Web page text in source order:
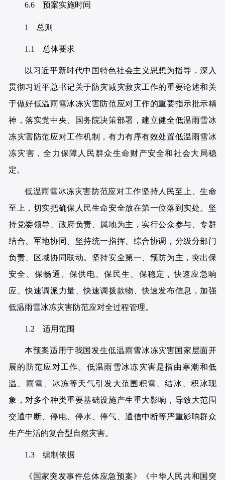
6.6 预案实施时间
1 总则
1.1 总体要求
以习近平新时代中国特色社会主义思想为指导，深入
贯彻习近平总书记关于防灾减灾救灾工作的重要论述和关
于做好低温雨雪冰冻灾害防范应对工作的重要指示批示精
神，落实党中央、国务院决策部署，建立健全低温雨雪冰
冻灾害防范应对工作机制，有力有序有效处置低温雨雪冰
冻灾害，全力保障人民群众生命财产安全和社会大局稳
定。
低温雨雪冰冻灾害防范应对工作坚持人民至上、生命
至上，切实把确保人民生命安全放在第一位落到实处。坚
持党委领导、政府负责、属地为主，实行公众参与、专群
结合、军地协同。坚持统一指挥、综合协调，分级分部门
负责、区域协同联动。坚持安全第一、预防为主，突出保
安全、保畅通、保供电、保民生、保稳定，快速应急响
应、快速调派力量、快速调拨款物、快速发布信息，加强
低温雨雪冰冻灾害防范应对全过程管理。
1.2 适用范围
本预案适用于我国发生低温雨雪冰冻灾害国家层面开
展的防范应对工作。低温雨雪冰冻灾害是指由寒潮和低
温、雨雪、冰冻等天气引发大范围积雪、结冰、积冰现
象，对多个种类重要基础设施产生重大影响，导致大范围
交通中断、停电、停水、停气、通信中断等严重影响群众
生产生活的复合型自然灾害。
1.3 编制依据
《国家突发事件总体应急预案》《中华人民共和国突